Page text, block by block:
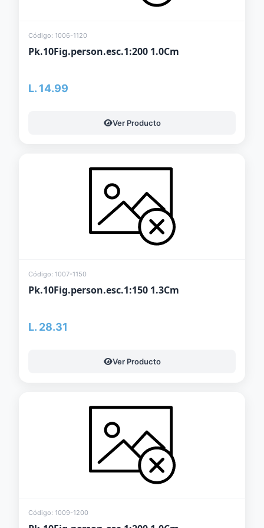
Código: 1006-1120
Pk.10Fig.person.esc.1:200 1.0Cm
L. 14.99
Ver Producto
Código: 1007-1150
Pk.10Fig.person.esc.1:150 1.3Cm
L. 28.31
Ver Producto
Código: 1009-1200